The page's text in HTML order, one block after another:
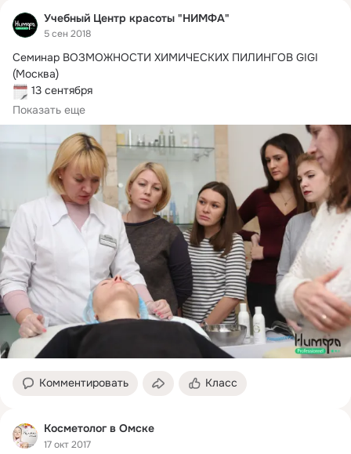
Учебный Центр красоты "НИМФА"
5 сен 2018
Семинар ВОЗМОЖНОСТИ ХИМИЧЕСКИХ ПИЛИНГОВ GIGI
БЕСПЛАТНО
_______________
Бренд "GIGI Cosmetic" – это нишевая профессиональная
косметика класса ЛЮКС, производимая в Израиле
Показать еще
Комментировать Класс
Косметолог в Омске
17 окт 2017